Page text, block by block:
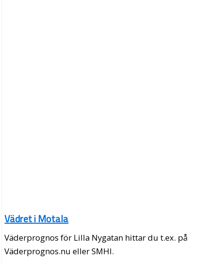
Vädret i Motala
Väderprognos för Lilla Nygatan hittar du t.ex. på
Väderprognos.nu eller SMHI.